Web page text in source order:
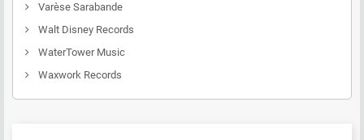
Varèse Sarabande
Walt Disney Records
WaterTower Music
Waxwork Records